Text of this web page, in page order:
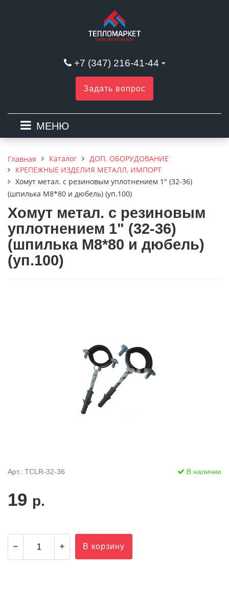
+7 (347) 216-41-44
Задать вопрос
МЕНЮ
Главная Каталог
ДОП. ОБОРУДОВАНИЕ
КРЕПЕЖНЫЕ ИЗДЕЛИЯ МЕТАЛЛ, ИМПОРТ
Хомут метал. с резиновым уплотнением 1" (32-36)
(шпилька М8*80 и дюбель) (уп.100)
Хомут метал. с резиновым
уплотнением 1" (32-36)
(шпилька М8*80 и дюбель)
(уп.100)
Арт.: TCLR-32-36 В наличии
19 р.
В корзину